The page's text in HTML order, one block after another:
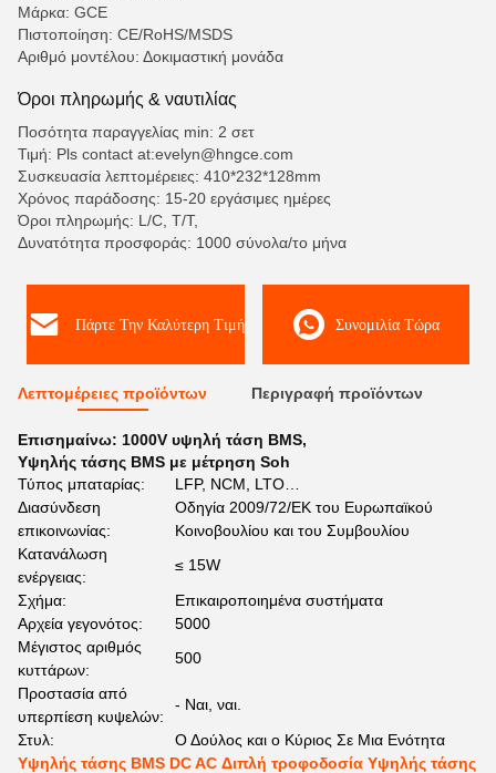
Μάρκα: GCE
Πιστοποίηση: CE/RoHS/MSDS
Αριθμό μοντέλου: Δοκιμαστική μονάδα
Όροι πληρωμής & ναυτιλίας
Ποσότητα παραγγελίας min: 2 σετ
Τιμή: Pls contact at:evelyn@hngce.com
Συσκευασία λεπτομέρειες: 410*232*128mm
Χρόνος παράδοσης: 15-20 εργάσιμες ημέρες
Όροι πληρωμής: L/C, T/T,
Δυνατότητα προσφοράς: 1000 σύνολα/το μήνα
Πάρτε Την Καλύτερη Τιμή Συνομιλία Τώρα
Λεπτομέρειες προϊόντων Περιγραφή προϊόντων
Επισημαίνω: 1000V υψηλή τάση BMS,
Υψηλής τάσης BMS με μέτρηση Soh
Τύπος μπαταρίας:
LFP, NCM, LTO…
Διασύνδεση
επικοινωνίας:
Οδηγία 2009/72/ΕΚ του Ευρωπαϊκού
Κοινοβουλίου και του Συμβουλίου
Κατανάλωση
ενέργειας:
≤ 15W
Σχήμα:
Επικαιροποιημένα συστήματα
Αρχεία γεγονότος:
5000
Μέγιστος αριθμός
κυττάρων:
500
Προστασία από
υπερπίεση κυψελών:
- Ναι, ναι.
Στυλ:
Ο Δούλος και ο Κύριος Σε Μια Ενότητα
Υψηλής τάσης BMS DC AC Διπλή τροφοδοσία Υψηλής τάσης